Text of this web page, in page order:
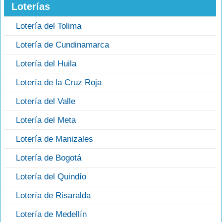
Loterías
Lotería del Tolima
Lotería de Cundinamarca
Lotería del Huila
Lotería de la Cruz Roja
Lotería del Valle
Lotería del Meta
Lotería de Manizales
Lotería de Bogotá
Lotería del Quindío
Lotería de Risaralda
Lotería de Medellín